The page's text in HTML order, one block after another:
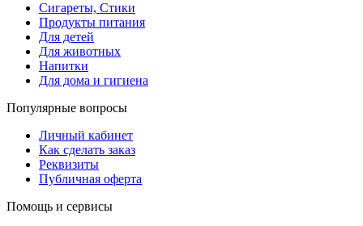
Сигареты, Стики
Продукты питания
Для детей
Для животных
Напитки
Для дома и гигиена
Популярные вопросы
Личный кабинет
Как сделать заказ
Реквизиты
Публичная оферта
Помощь и сервисы